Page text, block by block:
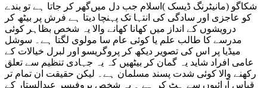
شکاگو (مانیٹرنگ ڈیسک )اسلام جب دل میں‌گھر کر جاتا ہے تو بندے
کو عاجزی اور سادگی کی انتہا تک پہنچا دیتا ہے فرش پر بیٹھ کر
درویشوں کے انداز میں کھانا کھانے والا یہ شخص بظاہر کوئی
مدرسے کا طالب علم یا کوئی عام سا مولوی لگتا ہے۔ سوشل
میڈیا پر اس کی تصویر دیکھ کر پروگریسو اور لبرل خیالات کے
عامی افراد شاید یہ گمان کر بیٹھیں کہ یہ جہادی تنظیم سے تعلق
رکھنے والا کوئی شدت پسند مسلمان ہے۔ لیکن حقیقت ان تمام تر
قیاس آرائیوں سے ہٹ کر ہے ۔ یہ شخص پروفیسر عبدالستار کے